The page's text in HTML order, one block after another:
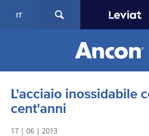
IT
L'acciaio inossidabile
cent'anni
17 | 06 | 2013